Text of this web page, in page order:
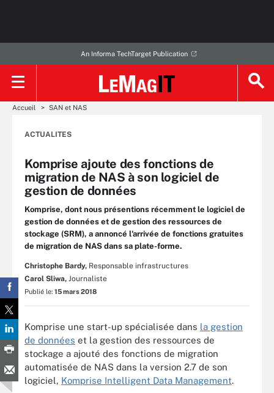
An Informa TechTarget Publication
Accueil SAN et NAS
ACTUALITES
Komprise ajoute des fonctions de
migration de NAS à son logiciel de
gestion de données
Komprise, dont nous présentions récemment le logiciel de
gestion de données et de gestion des ressources de
stockage (SRM), a annoncé l'arrivée de fonctions gratuites
de migration de NAS dans sa plate-forme.
Christophe Bardy, Responsable infrastructures
Carol Sliwa, Journaliste
Publié le: 15 mars 2018
Komprise une start-up spécialisée dans la gestion
de données et la gestion des ressources de
stockage a ajouté des fonctions de migration
automatisée de NAS dans la version 2.7 de son
logiciel, Komprise Intelligent Data Management.